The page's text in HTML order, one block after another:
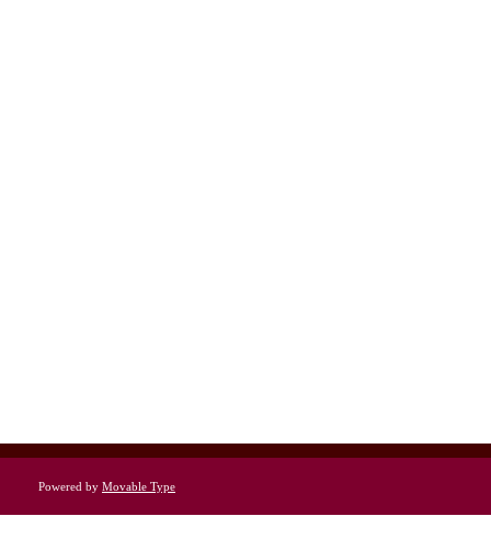
Powered by Movable Type